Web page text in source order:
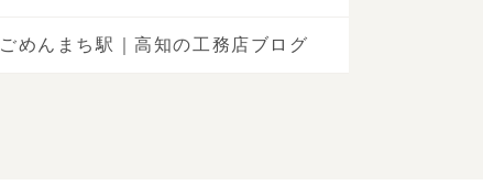
ごめんまち駅｜高知の工務店ブログ